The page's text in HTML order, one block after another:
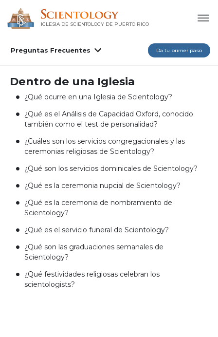
IGLESIA DE SCIENTOLOGY DE PUERTO RICO
Preguntas Frecuentes Da tu primer paso
Dentro de una Iglesia
¿Qué ocurre en una Iglesia de Scientology?
¿Qué es el Análisis de Capacidad Oxford, conocido
también como el test de personalidad?
¿Cuáles son los servicios congregacionales y las
ceremonias religiosas de Scientology?
¿Qué son los servicios dominicales de Scientology?
¿Qué es la ceremonia nupcial de Scientology?
¿Qué es la ceremonia de nombramiento de
Scientology?
¿Qué es el servicio funeral de Scientology?
¿Qué son las graduaciones semanales de
Scientology?
¿Qué festividades religiosas celebran los
scientologists?